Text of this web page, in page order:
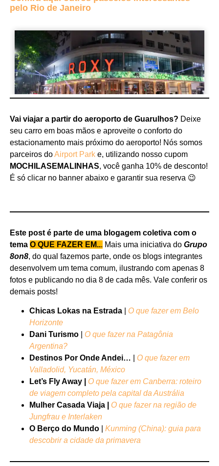
pelo Rio de Janeiro
Vai viajar a partir do aeroporto de Guarulhos? Deixe
seu carro em boas mãos e aproveite o conforto do
estacionamento mais próximo do aeroporto! Nós somos
parceiros doAirport Park e, utilizando nosso cupom
MOCHILASEMALINHAS, você ganha 10% de desconto!
É só clicar no banner abaixo e garantir sua reserva 😉
Este post é parte de uma blogagem coletiva com o
tema O QUE FAZER EM... Mais uma iniciativa do Grupo
8on8, do qual fazemos parte, onde os blogs integrantes
desenvolvem um tema comum, ilustrando com apenas 8
fotos e publicando no dia 8 de cada mês. Vale conferir os
demais posts!
Chicas Lokas na Estrada
O que fazer em Belo
Horizonte
Dani Turismo
O que fazer na Patagônia
Argentina?
Destinos Por Onde Andei…
O que fazer em
Valladolid, Yucatán, México
Let’s Fly Away |
O que fazer em Canberra: roteiro
de viagem completo pela capital da Austrália
Mulher Casada Viaja |
O que fazer na região de
Jungfrau e Interlaken
O Berço do Mundo
Kunming (China): guia para
descobrir a cidade da primavera